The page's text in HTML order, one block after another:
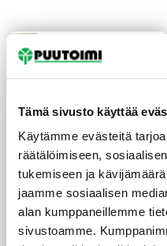
Tämä sivusto käyttää
Käytämme evästeitä
räätälöimiseen,
tukemiseen ja
jaamme sosiaalisen
alan kumppaneillemme
sivustoamme.
Lasilista 11X14X3300 mm
mänty
3,80€/kpl(1,15 €/m)